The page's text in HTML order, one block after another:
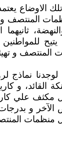
الاوضاع
و تهيئة
لوجدنا نماذج
القائد، و
مكثف علي
الآخر و
منظمات